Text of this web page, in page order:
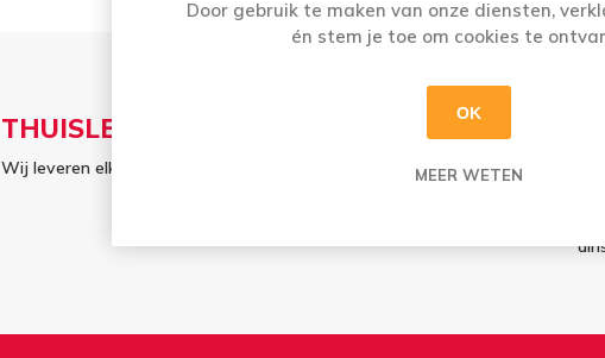
THUISLEVERING:
Wij leveren elke woensdag en vrijdag aan huis
Door gebruik te maken van onze diensten,
én stem je toe om cookies te
OK
MEER WETEN